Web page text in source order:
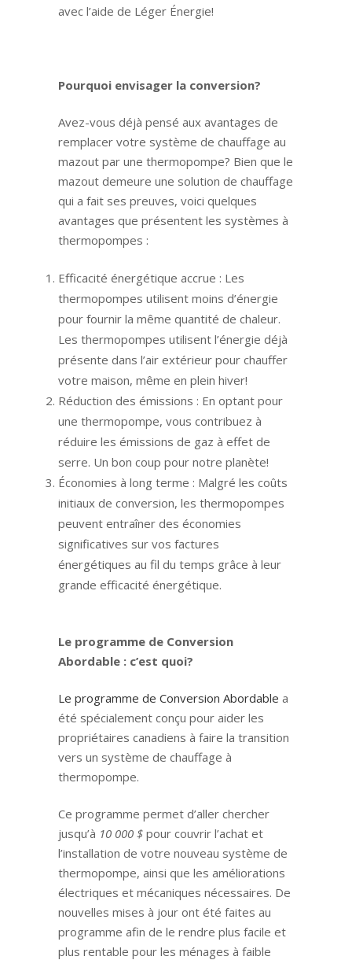
avec l’aide de Léger Énergie!
Pourquoi envisager la conversion?
Avez-vous déjà pensé aux avantages de
remplacer votre système de chauffage au
mazout par une thermopompe? Bien que le
mazout demeure une solution de chauffage
qui a fait ses preuves, voici quelques
avantages que présentent les systèmes à
thermopompes :
Efficacité énergétique accrue : Les
thermopompes utilisent moins d’énergie
pour fournir la même quantité de chaleur.
Les thermopompes utilisent l’énergie déjà
présente dans l’air extérieur pour chauffer
votre maison, même en plein hiver!
Réduction des émissions : En optant pour
une thermopompe, vous contribuez à
réduire les émissions de gaz à effet de
serre. Un bon coup pour notre planète!
Économies à long terme : Malgré les coûts
initiaux de conversion, les thermopompes
peuvent entraîner des économies
significatives sur vos factures
énergétiques au fil du temps grâce à leur
grande efficacité énergétique.
Le programme de Conversion
Abordable : c’est quoi?
Le programme de Conversion Abordable a
été spécialement conçu pour aider les
propriétaires canadiens à faire la transition
vers un système de chauffage à
thermopompe.
Ce programme permet d’aller chercher
jusqu’à 10 000 $ pour couvrir l’achat et
l’installation de votre nouveau système de
thermopompe, ainsi que les améliorations
électriques et mécaniques nécessaires. De
nouvelles mises à jour ont été faites au
programme afin de le rendre plus facile et
plus rentable pour les ménages à faible